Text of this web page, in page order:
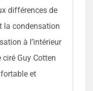
différences de
la condensation
à l’intérieur
Guy Cotten
et